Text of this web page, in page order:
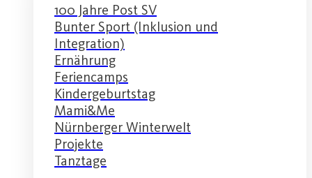
100 Jahre Post SV
Bunter Sport (Inklusion und
Integration)
Ernährung
Feriencamps
Kindergeburtstag
Mami&Me
Nürnberger Winterwelt
Projekte
Tanztage